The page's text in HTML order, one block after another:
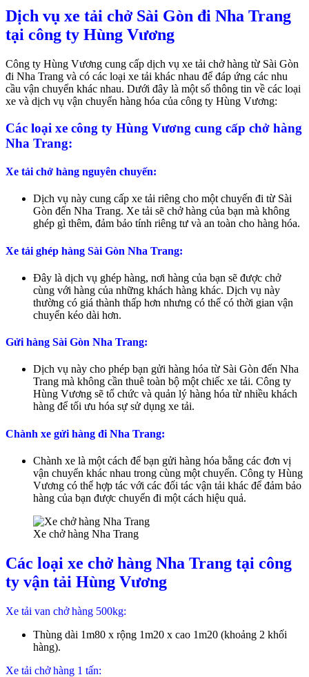
Dịch vụ xe tải chở Sài Gòn đi Nha Trang
tại công ty Hùng Vương
Công ty Hùng Vương cung cấp dịch vụ xe tải chở hàng từ Sài Gòn
đi Nha Trang và có các loại xe tải khác nhau để đáp ứng các nhu
cầu vận chuyển khác nhau. Dưới đây là một số thông tin về các loại
xe và dịch vụ vận chuyển hàng hóa của công ty Hùng Vương:
Các loại xe công ty Hùng Vương cung cấp chở hàng
Nha Trang:
Xe tải chở hàng nguyên chuyến:
Dịch vụ này cung cấp xe tải riêng cho một chuyến đi từ Sài
Gòn đến Nha Trang. Xe tải sẽ chở hàng của bạn mà không
ghép gì thêm, đảm bảo tính riêng tư và an toàn cho hàng hóa.
Xe tải ghép hàng Sài Gòn Nha Trang:
Đây là dịch vụ ghép hàng, nơi hàng của bạn sẽ được chở
cùng với hàng của những khách hàng khác. Dịch vụ này
thường có giá thành thấp hơn nhưng có thể có thời gian vận
chuyển kéo dài hơn.
Gửi hàng Sài Gòn Nha Trang:
Dịch vụ này cho phép bạn gửi hàng hóa từ Sài Gòn đến Nha
Trang mà không cần thuê toàn bộ một chiếc xe tải. Công ty
Hùng Vương sẽ tổ chức và quản lý hàng hóa từ nhiều khách
hàng để tối ưu hóa sự sử dụng xe tải.
Chành xe gửi hàng đi Nha Trang:
Chành xe là một cách để bạn gửi hàng hóa bằng các đơn vị
vận chuyển khác nhau trong cùng một chuyến. Công ty Hùng
Vương có thể hợp tác với các đối tác vận tải khác để đảm bảo
hàng của bạn được chuyển đi một cách hiệu quả.
Xe chở hàng Nha Trang
Các loại xe chở hàng Nha Trang tại công
ty vận tải Hùng Vương
Xe tải van chở hàng 500kg:
Thùng dài 1m80 x rộng 1m20 x cao 1m20 (khoảng 2 khối
hàng).
Xe tải chở hàng 1 tấn: